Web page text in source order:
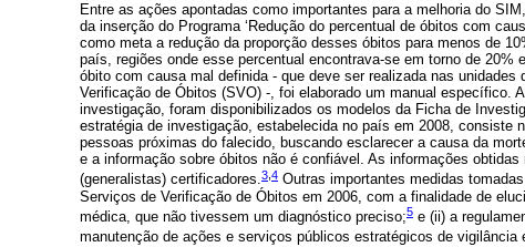
Entre as ações apontadas como importantes para a melhoria do
da inserção do Programa ‘Redução do percentual de óbitos com
como meta a redução da proporção desses óbitos para menos de
país, regiões onde esse percentual encontrava-se em torno de
óbito com causa mal definida - que deve ser realizada nas
Verificação de Óbitos (SVO) -, foi elaborado um manual específico.
investigação, foram disponibilizados os modelos da Ficha de
estratégia de investigação, estabelecida no país em 2008, consiste
pessoas próximas do falecido, buscando esclarecer a causa da
e a informação sobre óbitos não é confiável. As informações
(generalistas) certificadores.3 4 Outras importantes medidas
Serviços de Verificação de Óbitos em 2006, com a finalidade de
médica, que não tivessem um diagnóstico preciso;5 e (ii) a
manutenção de ações e serviços públicos estratégicos de